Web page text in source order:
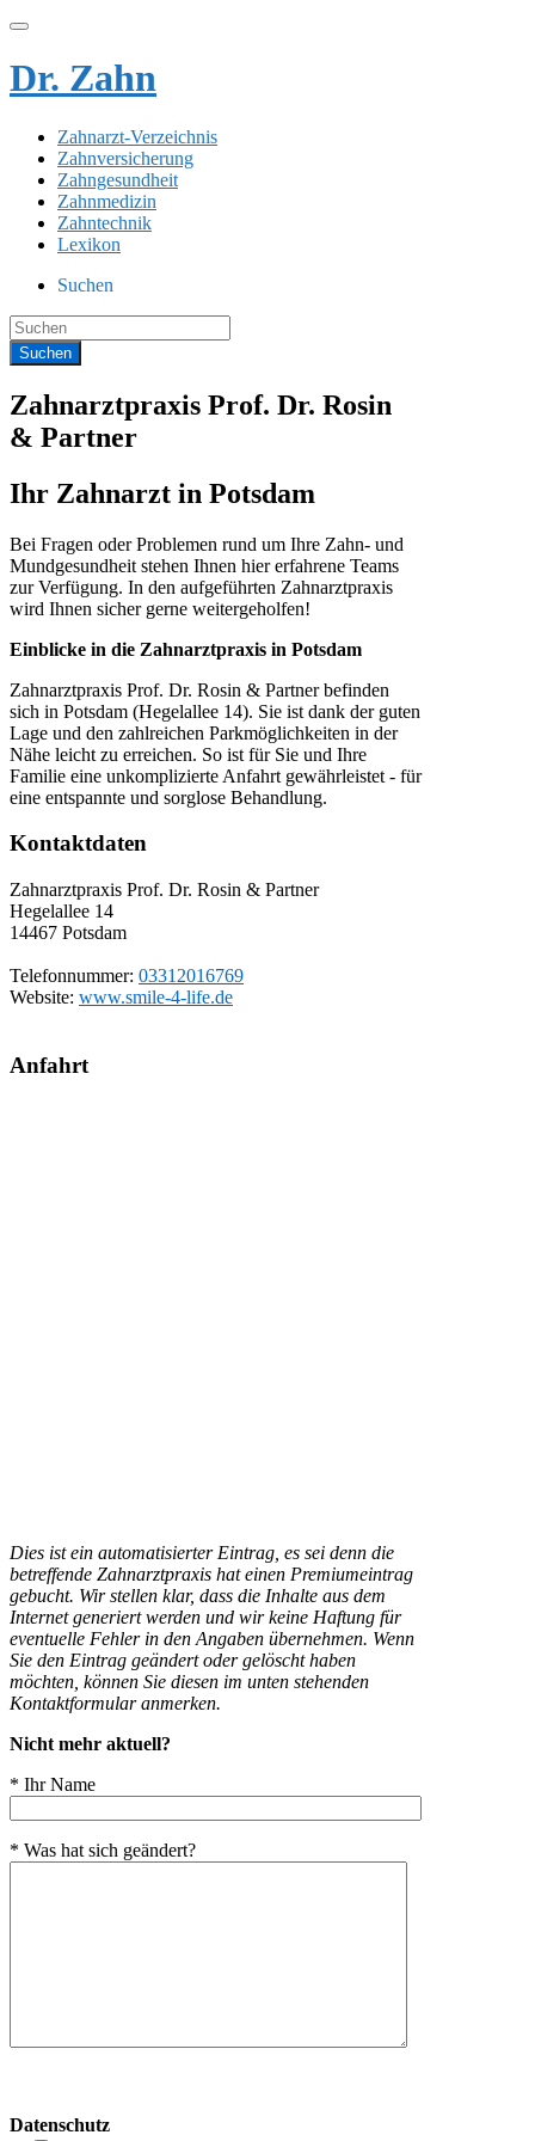
Dr. Zahn
Zahnarzt-Verzeichnis
Zahnversicherung
Zahngesundheit
Zahnmedizin
Zahntechnik
Lexikon
Suchen
Zahnarztpraxis Prof. Dr. Rosin
& Partner
Ihr Zahnarzt in Potsdam
Bei Fragen oder Problemen rund um Ihre Zahn- und
Mundgesundheit stehen Ihnen hier erfahrene Teams
zur Verfügung. In den aufgeführten Zahnarztpraxis
wird Ihnen sicher gerne weitergeholfen!
Einblicke in die Zahnarztpraxis in Potsdam
Zahnarztpraxis Prof. Dr. Rosin & Partner befinden
sich in Potsdam (Hegelallee 14). Sie ist dank der guten
Lage und den zahlreichen Parkmöglichkeiten in der
Nähe leicht zu erreichen. So ist für Sie und Ihre
Familie eine unkomplizierte Anfahrt gewährleistet - für
eine entspannte und sorglose Behandlung.
Kontaktdaten
Zahnarztpraxis Prof. Dr. Rosin & Partner
Hegelallee 14
14467 Potsdam
Telefonnummer: 03312016769
Website: www.smile-4-life.de
Anfahrt
Dies ist ein automatisierter Eintrag, es sei denn die
betreffende Zahnarztpraxis hat einen Premiumeintrag
gebucht. Wir stellen klar, dass die Inhalte aus dem
Internet generiert werden und wir keine Haftung für
eventuelle Fehler in den Angaben übernehmen. Wenn
Sie den Eintrag geändert oder gelöscht haben
möchten, können Sie diesen im unten stehenden
Kontaktformular anmerken.
Nicht mehr aktuell?
* Ihr Name
* Was hat sich geändert?
dieses
Datenschutz